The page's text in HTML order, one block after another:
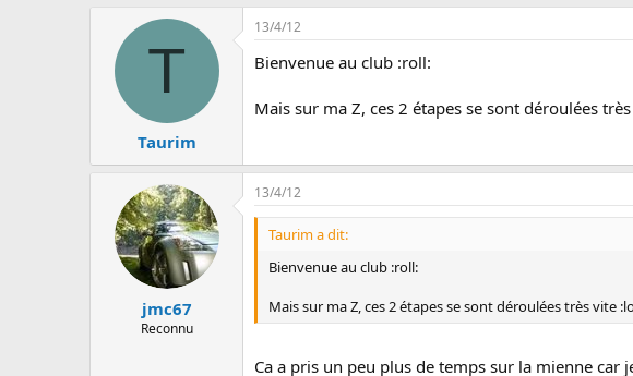
T
Taurim
13/4/12
Bienvenue au club :roll:
Mais sur ma Z, ces 2 étapes se sont déroulées
jmc67
Reconnu
13/4/12
Taurim a dit:
Bienvenue au club :roll:
Mais sur ma Z, ces 2 étapes se sont déroulées très vite
Ca a pris un peu plus de temps sur la mienne